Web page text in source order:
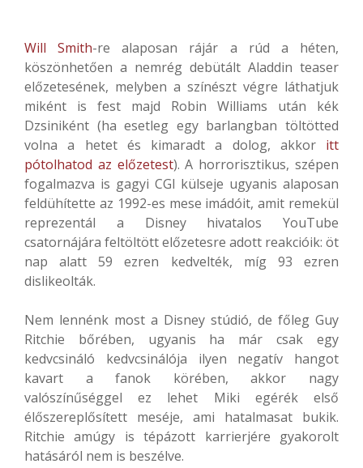
Will Smith-re alaposan rájár a rúd a héten,
köszönhetően a nemrég debütált Aladdin teaser
előzetesének, melyben a színészt végre láthatjuk
miként is fest majd Robin Williams után kék
Dzsiniként (ha esetleg egy barlangban töltötted
volna a hetet és kimaradt a dolog, akkor itt
pótolhatod az előzetest). A horrorisztikus, szépen
fogalmazva is gagyi CGI külseje ugyanis alaposan
feldühítette az 1992-es mese imádóit, amit remekül
reprezentál a Disney hivatalos YouTube
csatornájára feltöltött előzetesre adott reakcióik: öt
nap alatt 59 ezren kedvelték, míg 93 ezren
dislikeolták.
Nem lennénk most a Disney stúdió, de főleg Guy
Ritchie bőrében, ugyanis ha már csak egy
kedvcsináló kedvcsinálója ilyen negatív hangot
kavart a fanok körében, akkor nagy
valószínűséggel ez lehet Miki egérék első
élőszereplősített meséje, ami hatalmasat bukik.
Ritchie amúgy is tépázott karrierjére gyakorolt
hatásáról nem is beszélve.